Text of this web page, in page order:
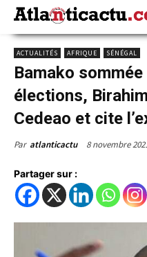
ACTUALITÉS AFRIQUE SÉNÉGAL
Bamako
élections,
Cedeao et cite
Par atlanticactu 8 novembre
Partager sur :